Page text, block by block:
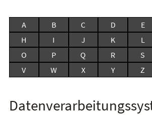
A B C D E
H
I J K L
O
P Q R S
V
W X Y Z